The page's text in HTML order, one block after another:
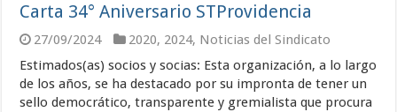
Carta 34° Aniversario STProvidencia
27/09/2024 2020, 2024, Noticias del Sindicato
Estimados(as) socios y socias: Esta organización, a lo largo
de los años, se ha destacado por su impronta de tener un
sello democrático, transparente y gremialista que procura